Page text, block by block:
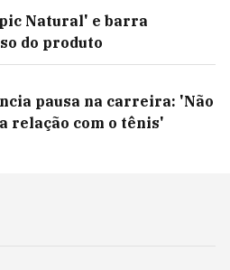
Natural' e barra
do produto
pausa na carreira: 'Não
relação com o tênis'